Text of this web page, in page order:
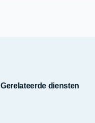
Gerelateerde diensten